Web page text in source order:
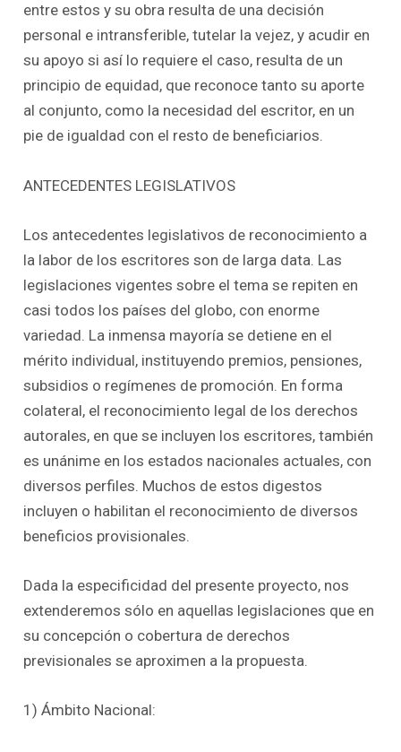
entre estos y su obra resulta de una decisión
personal e intransferible, tutelar la vejez, y acudir en
su apoyo si así lo requiere el caso, resulta de un
principio de equidad, que reconoce tanto su aporte
al conjunto, como la necesidad del escritor, en un
pie de igualdad con el resto de beneficiarios.
ANTECEDENTES LEGISLATIVOS
Los antecedentes legislativos de reconocimiento a
la labor de los escritores son de larga data. Las
legislaciones vigentes sobre el tema se repiten en
casi todos los países del globo, con enorme
variedad. La inmensa mayoría se detiene en el
mérito individual, instituyendo premios, pensiones,
subsidios o regímenes de promoción. En forma
colateral, el reconocimiento legal de los derechos
autorales, en que se incluyen los escritores, también
es unánime en los estados nacionales actuales, con
diversos perfiles. Muchos de estos digestos
incluyen o habilitan el reconocimiento de diversos
beneficios provisionales.
Dada la especificidad del presente proyecto, nos
extenderemos sólo en aquellas legislaciones que en
su concepción o cobertura de derechos
previsionales se aproximen a la propuesta.
1) Ámbito Nacional: